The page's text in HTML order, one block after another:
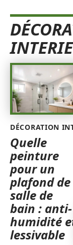
DÉCORATION
Quelle
peinture
pour un
plafond de
salle de
bain : anti-
humidité
lessivable